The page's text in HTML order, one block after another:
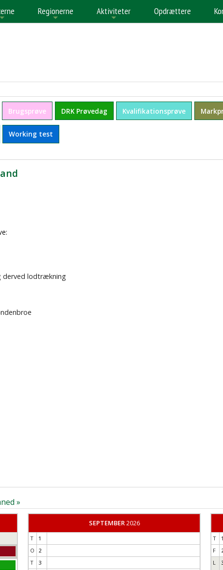
Regionerne Aktiviteter Opdrættere
Brugsprøve DRK Prøvedag Kvalifikationsprøve
Working test
derved lodtrækning
»
SEPTEMBER2026
T
1
O
2
T
3
T
1
F
L